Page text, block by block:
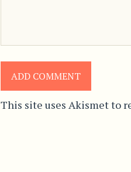
This site uses Akismet to